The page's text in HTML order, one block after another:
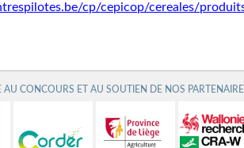
cp/cepicop/cereales/
AU CONCOURS ET AU SOUTIEN DE NOS